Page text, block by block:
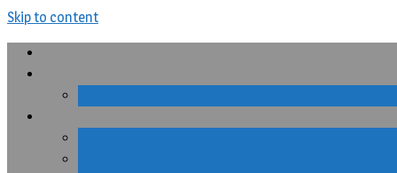
Skip to content